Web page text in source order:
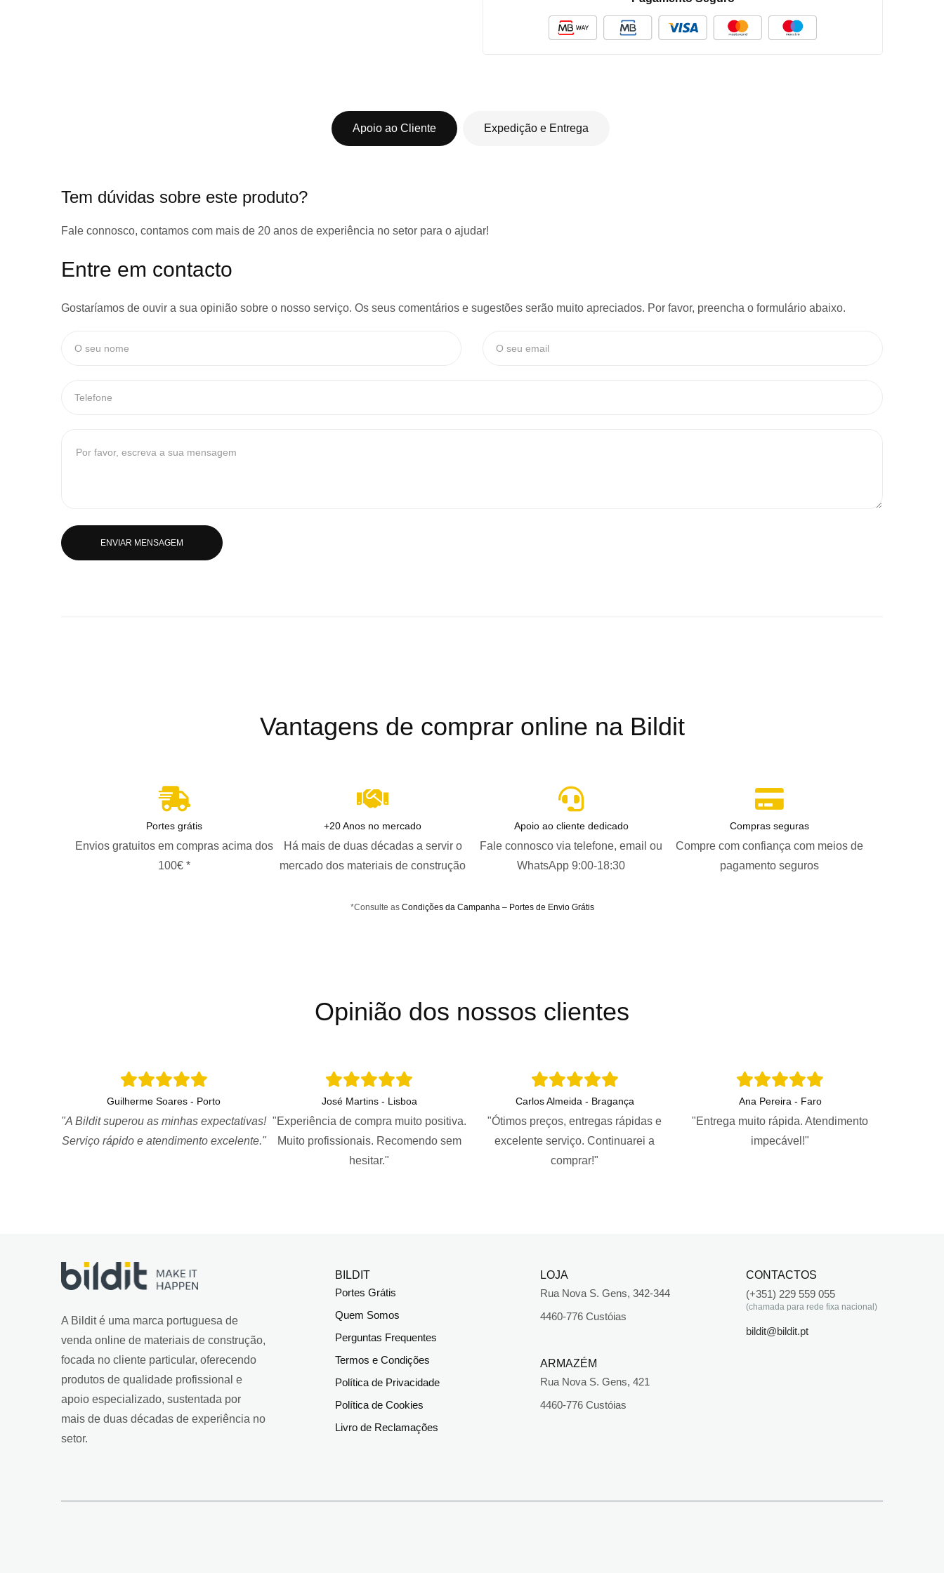
Apoio ao Cliente
Tem dúvidas sobre este produto?
Fale connosco, contamos com mais de 20 anos de experiência no setor para o ajudar!
Entre em contacto
Gostaríamos de ouvir a sua opinião sobre o nosso serviço. Os seus comentários e sugestões serão muito apreciados. Por favor, preencha o formulário abaixo.
ENVIAR MENSAGEM
Expedição e Entrega
Vantagens de comprar online na Bildit
Portes grátis
Envios gratuitos em compras acima dos
100€ *
+20 Anos no mercado
Há mais de duas décadas a servir o
mercado dos materiais de construção
Apoio ao cliente dedicado
Fale connosco via telefone, email ou
WhatsApp 9:00-18:30
Compras seguras
Compre com confiança com meios de
pagamento seguros
*Consulte as Condições da Campanha – Portes de Envio Grátis
Opinião dos nossos clientes
Guilherme Soares - Porto
"A Bildit superou as minhas expectativas!
Serviço rápido e atendimento excelente."
José Martins - Lisboa
"Experiência de compra muito positiva.
Muito profissionais. Recomendo sem
hesitar."
Carlos Almeida - Bragança
"Ótimos preços, entregas rápidas e
excelente serviço. Continuarei a
comprar!"
Ana Pereira - Faro
"Entrega muito rápida. Atendimento
impecável!"
A Bildit é uma marca portuguesa de
venda online de materiais de construção,
focada no cliente particular, oferecendo
produtos de qualidade profissional e
apoio especializado, sustentada por
mais de duas décadas de experiência no
setor.
BILDIT
Portes Grátis
Quem Somos
Perguntas Frequentes
Termos e Condições
Política de Privacidade
Política de Cookies
Livro de Reclamações
LOJA
Rua Nova S. Gens, 342-344
4460-776 Custóias
ARMAZÉM
Rua Nova S. Gens, 421
4460-776 Custóias
CONTACTOS
(+351) 229 559 055
(chamada para rede fixa nacional)
bildit@bildit.pt